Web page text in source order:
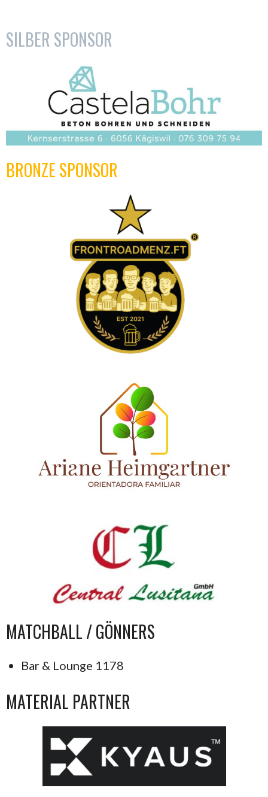
SILBER SPONSOR
BRONZE SPONSOR
MATCHBALL / GÖNNERS
Bar & Lounge 1178
MATERIAL PARTNER